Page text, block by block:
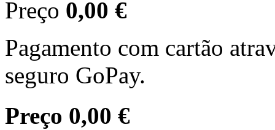
Preço 0,00 €
Pagamento com cartão
seguro GoPay.
Preço 0,00 €